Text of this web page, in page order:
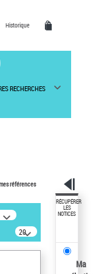
Historique
RECHERCHES
références
20
résultats/page
RÉCUPÉRER
LES
NOTICES
Ma